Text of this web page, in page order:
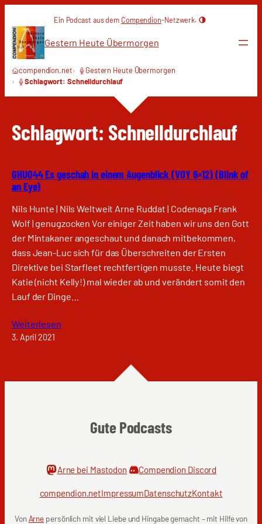
Inhalt
springen
Ein Podcast aus dem Compendion-Netzwerk.
Gestern Heute Übermorgen
compendion.net
Gestern Heute Übermorgen
Schlagwort: Schnelldurchlauf
Schlagwort: Schnelldurchlauf
GHU044 Es geschah in einem Augenblick (VOY 6×12) (Blink of
an Eye)
Nils Hunte | Nils Weltweit Arne Ruddat | Codenaga Frank
Wolf | genugzocken Vor einiger Zeit haben wir uns den Gott
der Mintakaner angeschaut und danach mitbekommen,
dass Jean-Luc sich für das Überschreiten der Ersten
Direktive bei Starfleet rechtfertigen musste. Heute biegt
Katie (nicht Kelly!) mal wieder ab und verändert somit den
Lauf der Dinge…
Weiterlesen
3. April 2021
Gute Podcasts
Arne bei Mastodon Compendion Discord
compendion.netImpressumDatenschutzKontakt
VonArne persönlich mit viel Liebe und Hingabe gemacht – mit Hilfe von